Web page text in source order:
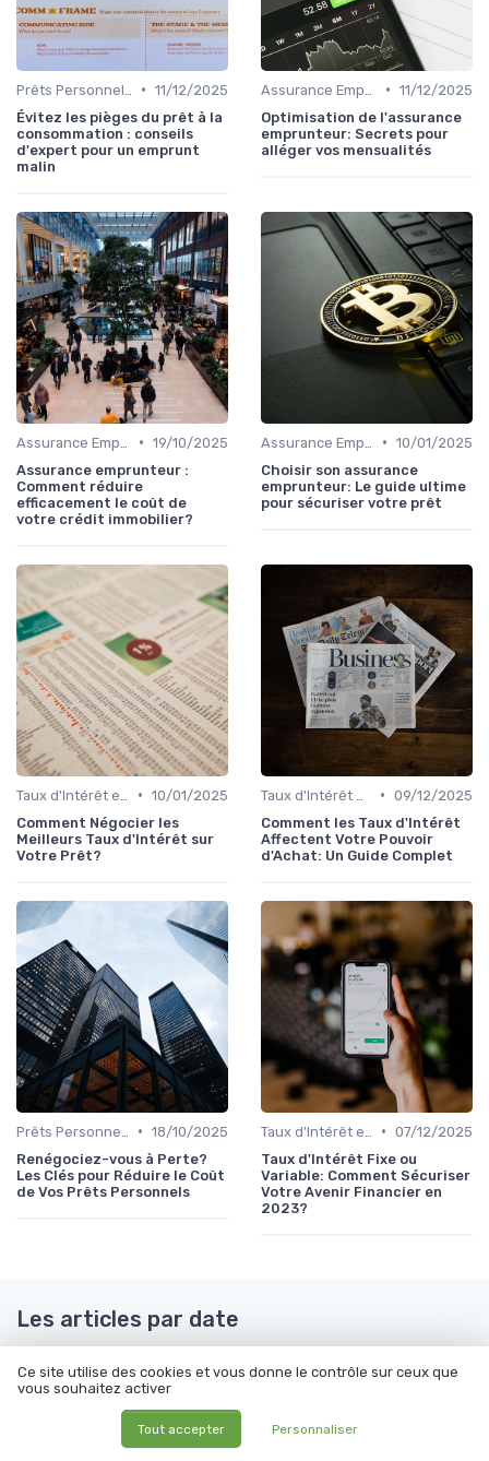
• 11/12/2025
Évitez les pièges du prêt à la
consommation : conseils
d'expert pour un emprunt
malin
• 11/12/2025
Optimisation de l'assurance
emprunteur: Secrets pour
alléger vos mensualités
• 19/10/2025
Assurance emprunteur :
Comment réduire
efficacement le coût de
votre crédit immobilier?
• 10/01/2025
Choisir son assurance
emprunteur: Le guide ultime
pour sécuriser votre prêt
• 10/01/2025
Comment Négocier les
Meilleurs Taux d'Intérêt sur
Votre Prêt?
• 09/12/2025
Comment les Taux d'Intérêt
Affectent Votre Pouvoir
d'Achat: Un Guide Complet
• 18/10/2025
Renégociez-vous à Perte?
Les Clés pour Réduire le Coût
de Vos Prêts Personnels
• 07/12/2025
Taux d'Intérêt Fixe ou
Variable: Comment Sécuriser
Votre Avenir Financier en
2023?
Les articles par date
Décembre 2023
Ce site utilise des cookies et vous donne le contrôle sur ceux que
vous souhaitez activer
Tout accepter Personnaliser